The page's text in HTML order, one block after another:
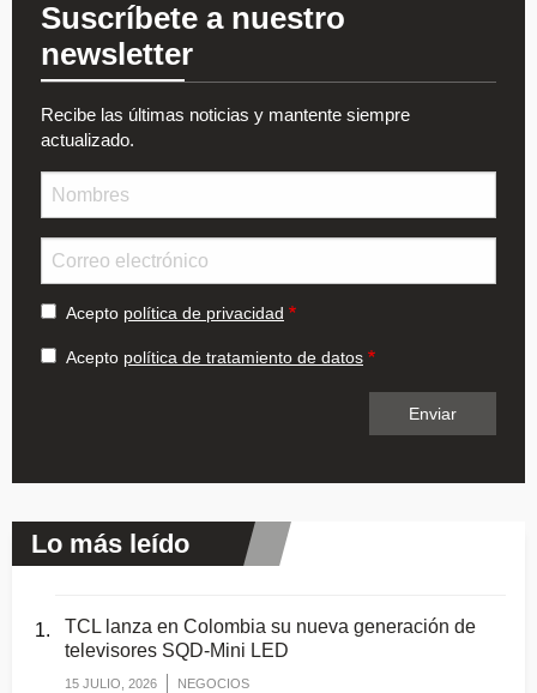
Suscríbete a nuestro
newsletter
Recibe las últimas noticias y mantente siempre
actualizado.
Acepto política de privacidad
Acepto política de tratamiento de datos
Lo más leído
TCL lanza en Colombia su nueva generación de
televisores SQD-Mini LED
15 JULIO, 2026 NEGOCIOS